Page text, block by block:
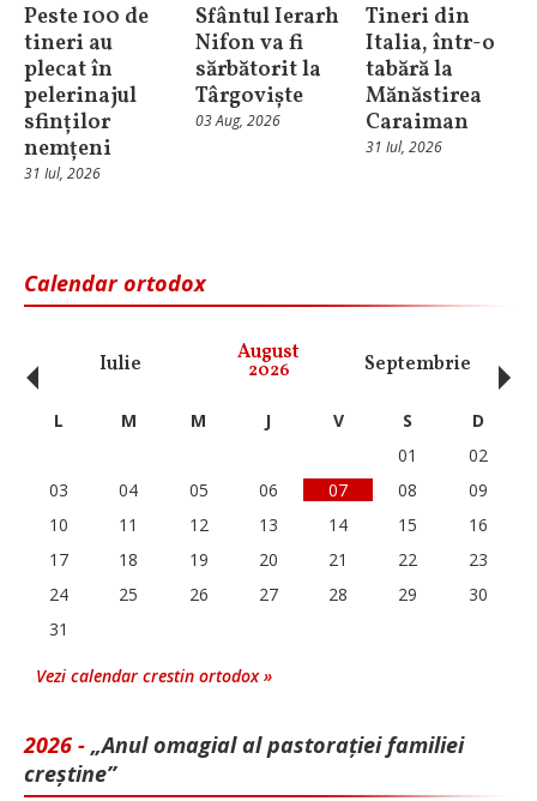
Peste 100 de
tineri au
plecat în
pelerinajul
sfinților
nemțeni
31 Iul, 2026
Sfântul Ierarh
Nifon va fi
sărbătorit la
Târgoviște
03 Aug, 2026
Tineri din
Italia, într-o
tabără la
Mănăstirea
Caraiman
31 Iul, 2026
Calendar ortodox
Iulie August
2026 Septembrie
‹ L M M J V S
D
01
02
03
04 05 06 07 08
09
10
11 12 13 14 15
16
17
18 19 20 21 22
23
24
25 26 27 28 29
30
31
Vezi calendar crestin ortodox »
2026 - „Anul omagial al pastorației familiei
creștine”